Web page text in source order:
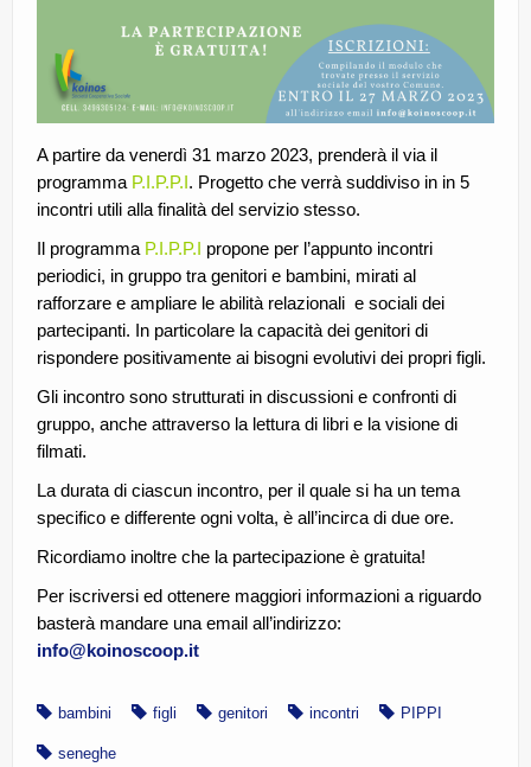
A partire da venerdì 31 marzo 2023, prenderà il via il
programma P.I.P.P.I. Progetto che verrà suddiviso in in 5
incontri utili alla finalità del servizio stesso.
Il programma P.I.P.P.I propone per l’appunto incontri
periodici, in gruppo tra genitori e bambini, mirati al
rafforzare e ampliare le abilità relazionali e sociali dei
partecipanti. In particolare la capacità dei genitori di
rispondere positivamente ai bisogni evolutivi dei propri figli.
Gli incontro sono strutturati in discussioni e confronti di
gruppo, anche attraverso la lettura di libri e la visione di
filmati.
La durata di ciascun incontro, per il quale si ha un tema
specifico e differente ogni volta, è all’incirca di due ore.
Ricordiamo inoltre che la partecipazione è gratuita!
Per iscriversi ed ottenere maggiori informazioni a riguardo
basterà mandare una email all’indirizzo:
info@koinoscoop.it
bambini figli genitori incontri PIPPI
seneghe